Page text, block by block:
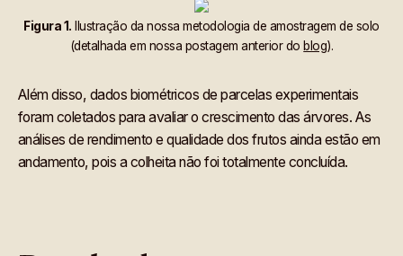
Figura 1. Ilustração da nossa metodologia de amostragem de solo
(detalhada em nossa postagem anterior doblog).
Além disso, dados biométricos de parcelas experimentais
foram coletados para avaliar o crescimento das árvores. As
análises de rendimento e qualidade dos frutos ainda estão em
andamento, pois a colheita não foi totalmente concluída.